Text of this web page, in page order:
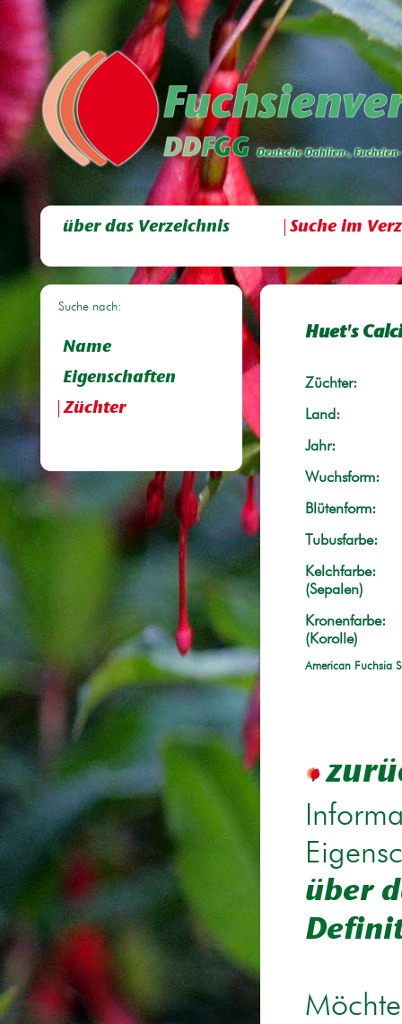
über das Verzeichnis Suche im
Suche nach:
Name
Eigenschaften
Züchter
Huet's
Züchter:
Land:
Jahr:
Wuchsform:
Blütenform:
Tubusfarbe:
Kelchfarbe:
(Sepalen)
Kronenfarbe:
(Korolle)
American Fuchsia
über